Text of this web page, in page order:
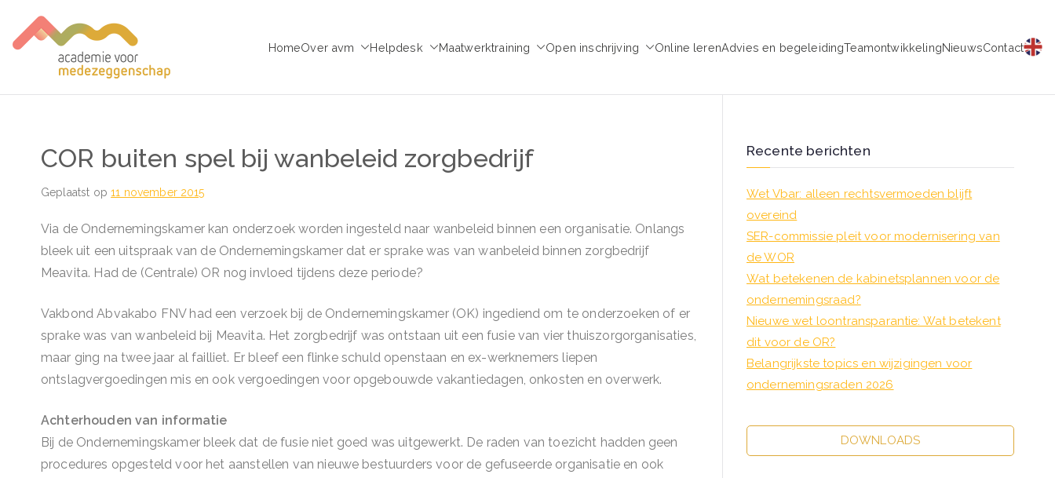
naar
de
Trainingen voor Medezeggenschap - ondernemingsraad
HomeOver avm Helpdesk Maatwerktraining Open inschrijving Online lerenAdvies en begeleidingTeamontwikkelingNieuwsContact
COR buiten spel bij wanbeleid zorgbedrijf
Geplaatst op11 november 2015
Via de Ondernemingskamer kan onderzoek worden ingesteld naar wanbeleid binnen een organisatie. Onlangs
bleek uit een uitspraak van de Ondernemingskamer dat er sprake was van wanbeleid binnen zorgbedrijf
Meavita. Had de (Centrale) OR nog invloed tijdens deze periode?
Vakbond Abvakabo FNV had een verzoek bij de Ondernemingskamer (OK) ingediend om te onderzoeken of er
sprake was van wanbeleid bij Meavita. Het zorgbedrijf was ontstaan uit een fusie van vier thuiszorgorganisaties,
maar ging na twee jaar al failliet. Er bleef een flinke schuld openstaan en ex-werknemers liepen
ontslagvergoedingen mis en ook vergoedingen voor opgebouwde vakantiedagen, onkosten en overwerk.
Achterhouden van informatie
Bij de Ondernemingskamer bleek dat de fusie niet goed was uitgewerkt. De raden van toezicht hadden geen
procedures opgesteld voor het aanstellen van nieuwe bestuurders voor de gefuseerde organisatie en ook
Recente berichten
Wet Vbar: alleen rechtsvermoeden blijft
overeind
SER-commissie pleit voor modernisering van
de WOR
Wat betekenen de kabinetsplannen voor de
ondernemingsraad?
Nieuwe wet loontransparantie: Wat betekent
dit voor de OR?
Belangrijkste topics en wijzigingen voor
ondernemingsraden 2026
DOWNLOADS